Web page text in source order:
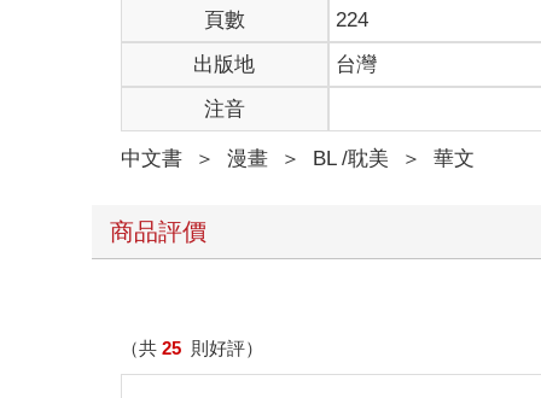
頁數
224
出版地
台灣
注音
中文書 ＞ 漫畫 ＞ BL /耽美 ＞ 華文
商品評價
（共 25 則好評）